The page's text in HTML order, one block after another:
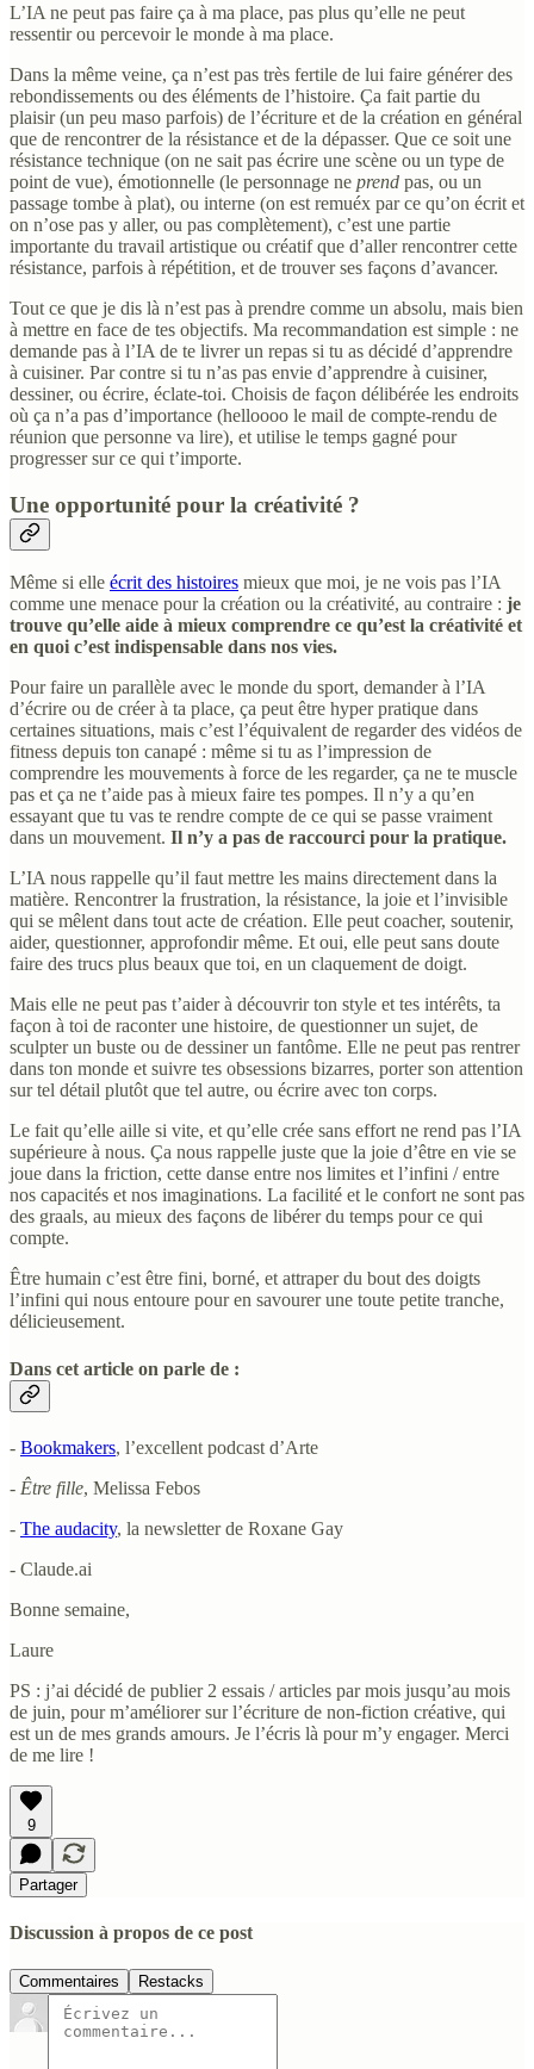
L’IA ne peut pas faire ça à ma place, pas plus qu’elle ne peut
ressentir ou percevoir le monde à ma place.
Dans la même veine, ça n’est pas très fertile de lui faire générer des
rebondissements ou des éléments de l’histoire. Ça fait partie du
plaisir (un peu maso parfois) de l’écriture et de la création en général
que de rencontrer de la résistance et de la dépasser. Que ce soit une
résistance technique (on ne sait pas écrire une scène ou un type de
point de vue), émotionnelle (le personnage ne prend pas, ou un
passage tombe à plat), ou interne (on est remuéx par ce qu’on écrit et
on n’ose pas y aller, ou pas complètement), c’est une partie
importante du travail artistique ou créatif que d’aller rencontrer cette
résistance, parfois à répétition, et de trouver ses façons d’avancer.
Tout ce que je dis là n’est pas à prendre comme un absolu, mais bien
à mettre en face de tes objectifs. Ma recommandation est simple : ne
demande pas à l’IA de te livrer un repas si tu as décidé d’apprendre
à cuisiner. Par contre si tu n’as pas envie d’apprendre à cuisiner,
dessiner, ou écrire, éclate-toi. Choisis de façon délibérée les endroits
où ça n’a pas d’importance (helloooo le mail de compte-rendu de
réunion que personne va lire), et utilise le temps gagné pour
progresser sur ce qui t’importe.
Une opportunité pour la créativité ?
Même si elle écrit des histoires mieux que moi, je ne vois pas l’IA
comme une menace pour la création ou la créativité, au contraire : je
trouve qu’elle aide à mieux comprendre ce qu’est la créativité et
en quoi c’est indispensable dans nos vies.
Pour faire un parallèle avec le monde du sport, demander à l’IA
d’écrire ou de créer à ta place, ça peut être hyper pratique dans
certaines situations, mais c’est l’équivalent de regarder des vidéos de
fitness depuis ton canapé : même si tu as l’impression de
comprendre les mouvements à force de les regarder, ça ne te muscle
pas et ça ne t’aide pas à mieux faire tes pompes. Il n’y a qu’en
essayant que tu vas te rendre compte de ce qui se passe vraiment
dans un mouvement. Il n’y a pas de raccourci pour la pratique.
L’IA nous rappelle qu’il faut mettre les mains directement dans la
matière. Rencontrer la frustration, la résistance, la joie et l’invisible
qui se mêlent dans tout acte de création. Elle peut coacher, soutenir,
aider, questionner, approfondir même. Et oui, elle peut sans doute
faire des trucs plus beaux que toi, en un claquement de doigt.
Mais elle ne peut pas t’aider à découvrir ton style et tes intérêts, ta
façon à toi de raconter une histoire, de questionner un sujet, de
sculpter un buste ou de dessiner un fantôme. Elle ne peut pas rentrer
dans ton monde et suivre tes obsessions bizarres, porter son attention
sur tel détail plutôt que tel autre, ou écrire avec ton corps.
Le fait qu’elle aille si vite, et qu’elle crée sans effort ne rend pas l’IA
supérieure à nous. Ça nous rappelle juste que la joie d’être en vie se
joue dans la friction, cette danse entre nos limites et l’infini / entre
nos capacités et nos imaginations. La facilité et le confort ne sont pas
des graals, au mieux des façons de libérer du temps pour ce qui
compte.
Être humain c’est être fini, borné, et attraper du bout des doigts
l’infini qui nous entoure pour en savourer une toute petite tranche,
délicieusement.
Dans cet article on parle de :
- Bookmakers, l’excellent podcast d’Arte
- Être fille, Melissa Febos
- The audacity, la newsletter de Roxane Gay
- Claude.ai
Bonne semaine,
Laure
PS : j’ai décidé de publier 2 essais / articles par mois jusqu’au mois
de juin, pour m’améliorer sur l’écriture de non-fiction créative, qui
est un de mes grands amours. Je l’écris là pour m’y engager. Merci
de me lire !
9
Partager
Discussion à propos de ce post
Commentaires Restacks